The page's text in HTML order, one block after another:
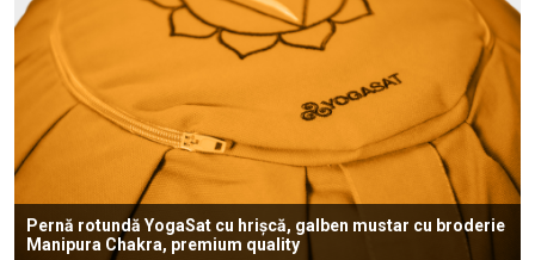
Pernă rotundă YogaSat cu hrișcă, galben mustar cu broderie
Manipura Chakra, premium quality